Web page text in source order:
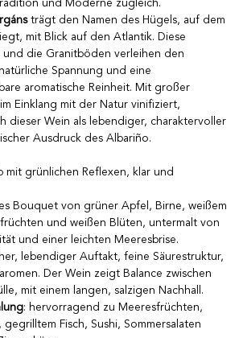
La vinotheque S.A.
des Sablières 5 - 1242 Satigny
IDE CHE-101.716.389
verbindliche Abbildungen
creation vinium
und Moderne zugleich.
trägt den Namen des Hügels, auf dem
mit Blick auf den Atlantik. Diese
und die Granitböden verleihen den
Spannung und eine
aromatische Reinheit. Mit großer
Einklang mit der Natur vinifiziert,
dieser Wein als lebendiger, charaktervoller
Ausdruck des Albariño.
mit grünlichen Reflexen, klar und
Bouquet von grüner Apfel, Birne, weißem
und weißen Blüten, untermalt von
und einer leichten Meeresbrise.
lebendiger Auftakt, feine Säurestruktur,
Der Wein zeigt Balance zwischen
mit einem langen, salzigen Nachhall.
: hervorragend zu Meeresfrüchten,
gegrilltem Fisch, Sushi, Sommersalaten